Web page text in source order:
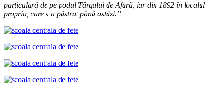
particulară de pe podul Târgului de Afară , iar din 1892 în localul
propriu, care s-a păstrat până astăzi.”